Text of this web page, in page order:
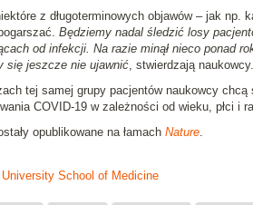
z długoterminowych objawów – jak
Będziemy nadal śledzić losy
od infekcji. Na razie minął nieco ponad
się jeszcze nie ujawnić, stwierdzają naukowcy.
tej samej grupy pacjentów naukowcy
COVID-19 w zależności od wieku, płci i
opublikowane na łamach Nature.
School of Medicine